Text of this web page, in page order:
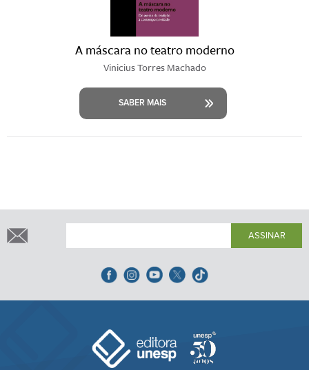
A máscara no teatro moderno
Vinicius Torres Machado
SABER MAIS
ASSINAR